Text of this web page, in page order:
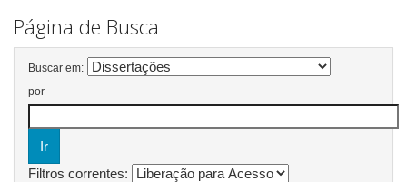
Página de Busca
Buscar em:
por
Filtros correntes: